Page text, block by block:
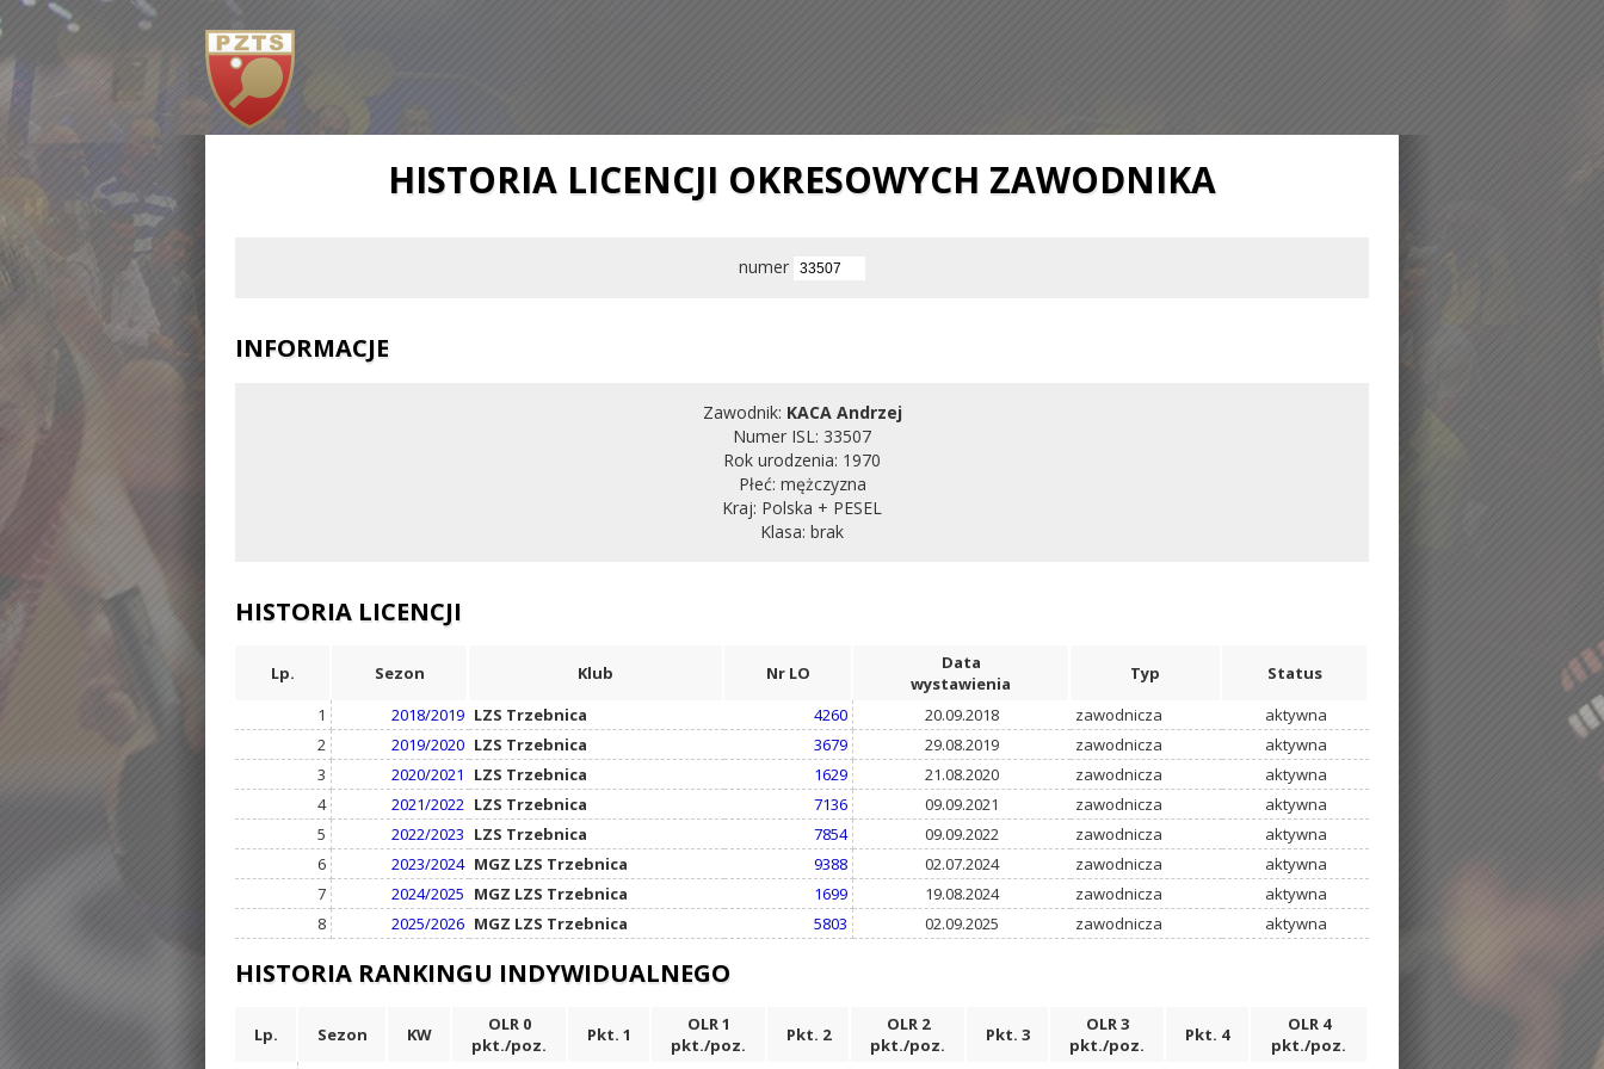
HISTORIA LICENCJI OKRESOWYCH ZAWODNIKA
numer
INFORMACJE
Zawodnik: KACA Andrzej
Numer ISL: 33507
Rok urodzenia: 1970
Płeć: mężczyzna
Kraj: Polska + PESEL
Klasa: brak
HISTORIA LICENCJI
Lp. Sezon Klub Nr LO
Data
wystawienia
Typ
Status
1
2018/2019 LZS Trzebnica 4260 20.09.2018 zawodnicza
aktywna
2
2019/2020 LZS Trzebnica 3679 29.08.2019 zawodnicza
aktywna
3
2020/2021 LZS Trzebnica 1629 21.08.2020 zawodnicza
aktywna
4
2021/2022 LZS Trzebnica 7136 09.09.2021 zawodnicza
aktywna
5
2022/2023 LZS Trzebnica 7854 09.09.2022 zawodnicza
aktywna
6
2023/2024 MGZ LZS Trzebnica 9388 02.07.2024 zawodnicza
aktywna
7
2024/2025 MGZ LZS Trzebnica 1699 19.08.2024 zawodnicza
aktywna
8
2025/2026 MGZ LZS Trzebnica 5803 02.09.2025 zawodnicza aktywna
HISTORIA RANKINGU INDYWIDUALNEGO
Lp. Sezon KW
OLR 0
pkt./poz.
Pkt. 1
OLR 1
pkt./poz.
Pkt. 2
OLR 2
pkt./poz.
Pkt. 3
OLR 3
pkt./poz.
Pkt. 4
OLR 4
pkt./poz.